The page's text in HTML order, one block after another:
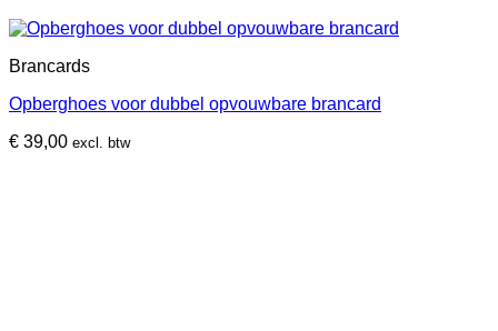
Brancards
Opberghoes voor dubbel opvouwbare brancard
€ 39,00 excl. btw